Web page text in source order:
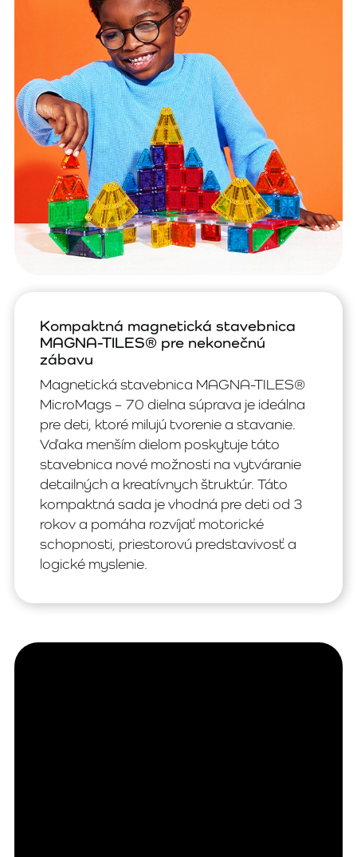
Kompaktná magnetická stavebnica
MAGNA-TILES® pre nekonečnú
zábavu
Magnetická stavebnica MAGNA-TILES®
MicroMags – 70 dielna súprava je ideálna
pre deti, ktoré milujú tvorenie a stavanie.
Vďaka menším dielom poskytuje táto
stavebnica nové možnosti na vytváranie
detailných a kreatívnych štruktúr. Táto
kompaktná sada je vhodná pre deti od 3
rokov a pomáha rozvíjať motorické
schopnosti, priestorovú predstavivosť a
logické myslenie.